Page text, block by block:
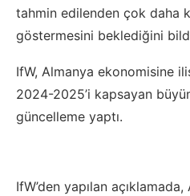
tahmin edilenden çok daha
göstermesini beklediğini
IfW, Almanya ekonomisine
2024-2025’i kapsayan
güncelleme yaptı.
IfW’den yapılan